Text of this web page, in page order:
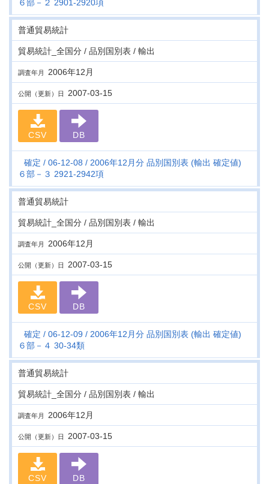
６部－２ 2901-2920項
普通貿易統計
貿易統計_全国分 / 品別国別表 / 輸出
調査年月 2006年12月
公開（更新）日 2007-03-15
CSV DB
確定 06-12-08
2006年12月分 品別国別表 (輸出 確定値)
６部－３ 2921-2942項
普通貿易統計
貿易統計_全国分 / 品別国別表 / 輸出
調査年月 2006年12月
公開（更新）日 2007-03-15
CSV DB
確定 06-12-09
2006年12月分 品別国別表 (輸出 確定値)
６部－４ 30-34類
普通貿易統計
貿易統計_全国分 / 品別国別表 / 輸出
調査年月 2006年12月
公開（更新）日 2007-03-15
CSV DB